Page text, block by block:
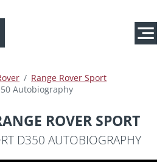
Range Rover Sport
Autobiography
ROVER SPORT
D350 AUTOBIOGRAPHY